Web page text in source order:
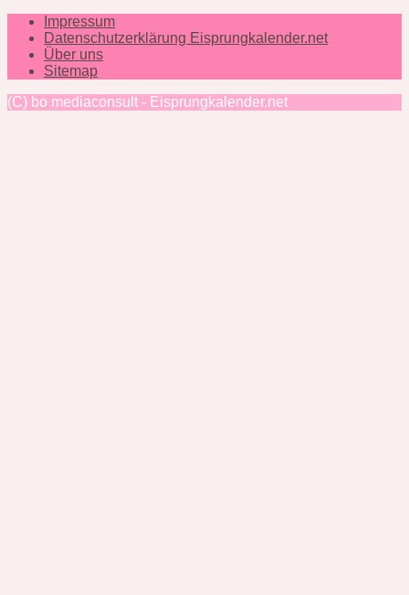
Impressum
Datenschutzerklärung Eisprungkalender.net
Über uns
Sitemap
(C) bo mediaconsult - Eisprungkalender.net